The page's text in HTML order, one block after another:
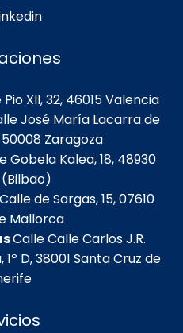
Pio XII, 32, 46015 Valencia
José María Lacarra de
50008 Zaragoza
Gobela Kalea, 18, 48930
Calle de Sargas, 15, 07610
Mallorca
Calle Calle Carlos J.R.
D, 38001 Santa Cruz de